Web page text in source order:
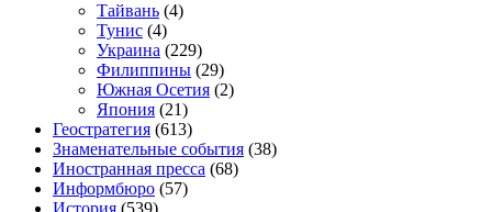
Тайвань (4)
Тунис (4)
Украина (229)
Филиппины (29)
Южная Осетия (2)
Япония (21)
Геостратегия (613)
Знаменательные события (38)
Иностранная пресса (68)
Информбюро (57)